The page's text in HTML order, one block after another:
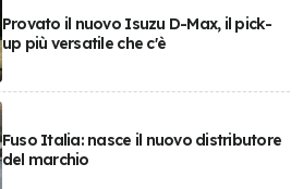
Provato il nuovo Isuzu D-Max, il pick-
up più versatile che c'è
Fuso Italia: nasce il nuovo distributore
del marchio